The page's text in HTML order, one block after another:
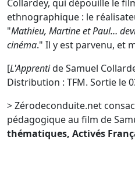
Collardey, qui dépouille le
ethnographique : le
"Mathieu, Martine et Paul…
cinéma." Il y est parvenu, et
[L'Apprentide Samuel
Distribution : TFM. Sortie le
> Zérodeconduite.net
pédagogique au film de
thématiques, Activés